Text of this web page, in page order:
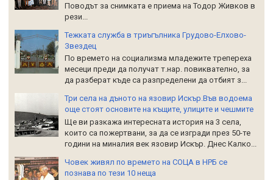
Поводът за снимката е приема на Тодор Живков в
рези...
Тежката служба в триъгълника Грудово-Елхово-
Звездец
По времето на социализма младежите трепереха
месеци преди да получат т.нар. повиквателно, за
да разберат къде са разпределени да отбият з...
Три села на дъното на язовир Искър.Във водоема
още стоят основите на къщите, улиците и чешмите
Ще ви разкажа интересната история на 3 села,
които са пожертвани, за да се изгради през 50-те
години на миналия век язовир Искър. Днес Калко...
Човек живял по времето на СОЦА в НРБ се
познава по тези 10 неща